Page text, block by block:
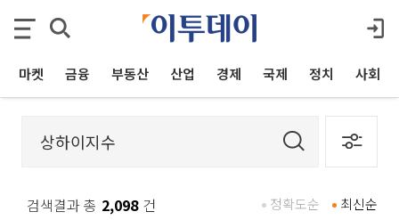
마켓 금융 부동산 산업 경제 국제 정치 사회
검색결과 총 2,098 건 최신순
정확도순